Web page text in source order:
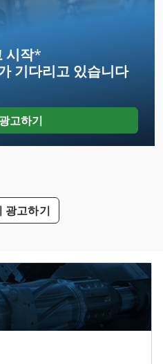
시작*
기다리고 있습니다
고하기
광고하기